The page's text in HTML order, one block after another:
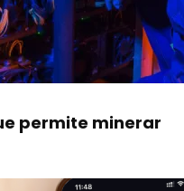
permite minerar